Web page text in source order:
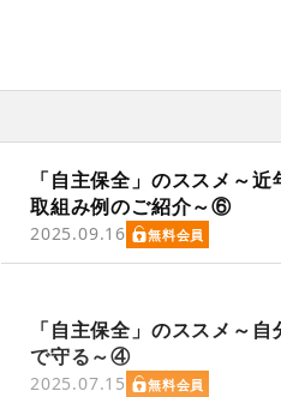
「自主保全」のススメ～
取組み例のご紹介～⑥
2025.09.16 無料会員
「自主保全」のススメ～
で守る～④
2025.07.15 無料会員